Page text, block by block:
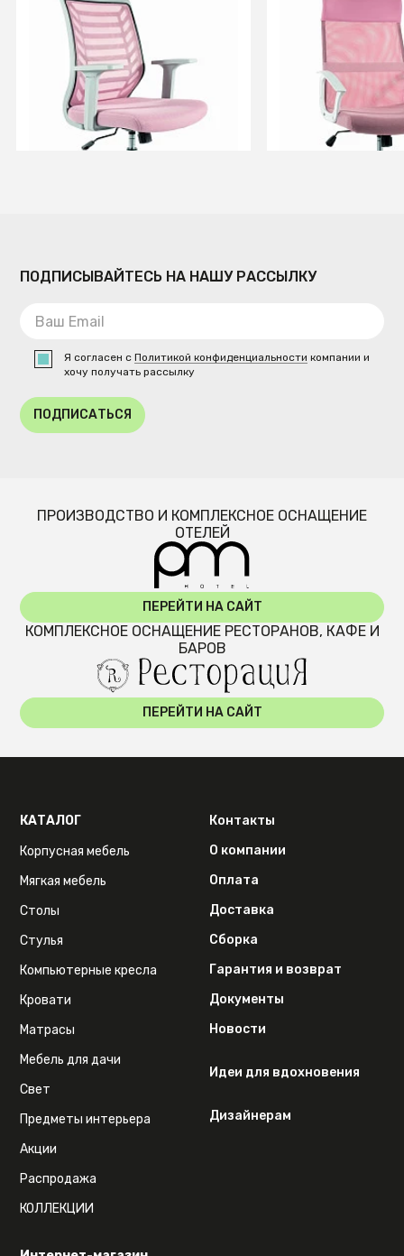
Кресло компьютерное Signal
Q-320 (розовый)
СООБЩИТЬ О ПОСТУПЛЕНИИ
Временно отсутствует
Кресло
Q-026 (розовый)
СООБЩИТЬ О
Временно
ПОДПИСЫВАЙТЕСЬ НА НАШУ РАССЫЛКУ
Я согласен сПолитикой конфиденциальности компании и
хочу получать рассылку
ПОДПИСАТЬСЯ
ПРОИЗВОДСТВО И КОМПЛЕКСНОЕ ОСНАЩЕНИЕ
ОТЕЛЕЙ
ПЕРЕЙТИ НА САЙТ
КОМПЛЕКСНОЕ ОСНАЩЕНИЕ РЕСТОРАНОВ, КАФЕ И
БАРОВ
ПЕРЕЙТИ НА САЙТ
КАТАЛОГ
Корпусная мебель
Мягкая мебель
Столы
Стулья
Компьютерные кресла
Кровати
Матрасы
Мебель для дачи
Свет
Предметы интерьера
Акции
Распродажа
КОЛЛЕКЦИИ
Контакты
О компании
Оплата
Доставка
Сборка
Гарантия и возврат
Документы
Новости
Идеи для вдохновения
Дизайнерам